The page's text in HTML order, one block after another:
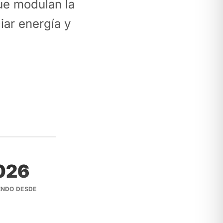
modulan la
energía y
DESDE